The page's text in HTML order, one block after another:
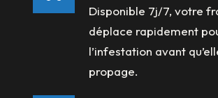
Disponible 7j/7, votre
déplace rapidement
l’infestation avant
propage.